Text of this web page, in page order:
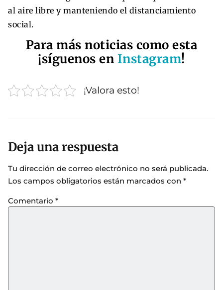
al aire libre y manteniendo el distanciamiento
social.
Para más noticias como esta
¡síguenos en Instagram!
¡Valora esto!
Deja una respuesta
Tu dirección de correo electrónico no será publicada.
Los campos obligatorios están marcados con *
Comentario *